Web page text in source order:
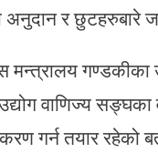
अनुदान र छुटहरुबारे
मन्त्रालय गण्डकीका
वाणिज्य सङ्घका
गर्न तयार रहेको